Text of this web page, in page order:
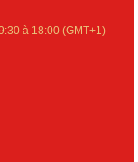
à 18:00 (GMT+1)